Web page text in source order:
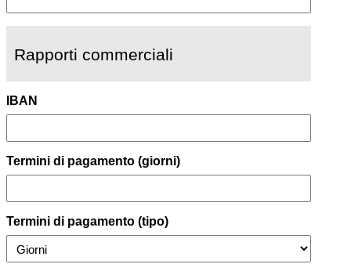
Rapporti commerciali
IBAN
Termini di pagamento (giorni)
Termini di pagamento (tipo)